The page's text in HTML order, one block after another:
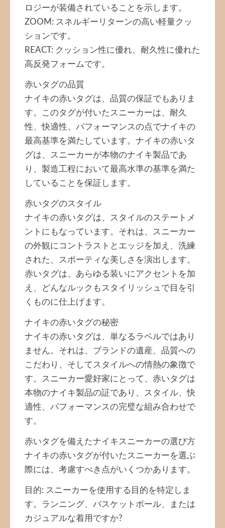
ロジーが装備されていることを示します。
ZOOM: スネルギーリターンの高い軽量クッ
ションです。
REACT: クッション性に優れ、耐久性に優れた
高反発フォームです。
赤いタグの品質
ナイキの赤いタグは、品質の保証でもありま
す。このタグが付いたスニーカーは、耐久
性、快適性、パフォーマンスの点でナイキの
最高基準を満たしています。ナイキの赤いタ
グは、スニーカーが本物のナイキ製品であ
り、製造工程において最高水準の基準を満た
していることを保証します。
赤いタグのスタイル
ナイキの赤いタグは、スタイルのステートメ
ントにもなっています。それは、スニーカー
の外観にコントラストとエッジを加え、洗練
された、スポーティな美しさを演出します。
赤いタグは、あらゆる装いにアクセントを加
え、どんなルックもスタイリッシュで目を引
くものに仕上げます。
ナイキの赤いタグの秘密
ナイキの赤いタグは、単なるラベルではあり
ません。それは、ブランドの遺産、品質への
こだわり、そしてスタイルへの情熱の象徴で
す。スニーカー愛好家にとって、赤いタグは
本物のナイキ製品の証であり、スタイル、快
適性、パフォーマンスの完璧な組み合わせで
す。
赤いタグを備えたナイキスニーカーの選び方
ナイキの赤いタグが付いたスニーカーを選ぶ
際には、考慮すべき点がいくつかあります。
目的: スニーカーを使用する目的を特定しま
す。ランニング、バスケットボール、または
カジュアルな着用ですか?